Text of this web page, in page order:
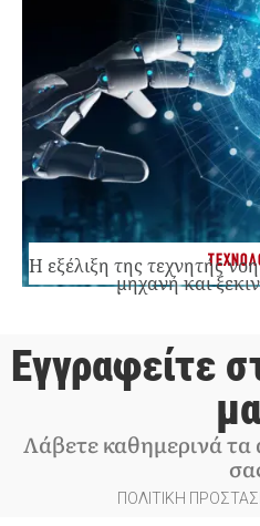
Η εξέλιξη της τεχνητής
μηχανή και
Εγγραφείτε
Λάβετε καθημερινά
ΠΟΛΙΤΙΚΗ